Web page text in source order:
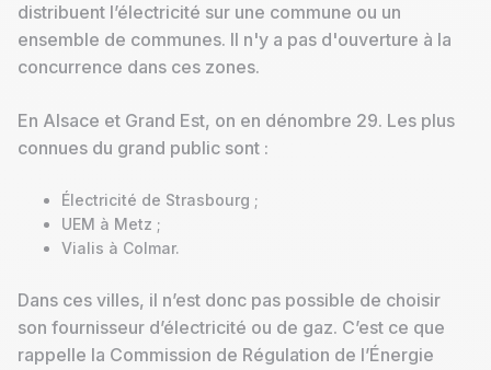
distribuent l’électricité sur une commune ou un
ensemble de communes. Il n'y a pas d'ouverture à la
concurrence dans ces zones.
En Alsace et Grand Est, on en dénombre 29. Les plus
connues du grand public sont :
Électricité de Strasbourg ;
UEM à Metz ;
Vialis à Colmar.
Dans ces villes, il n’est donc pas possible de choisir
son fournisseur d’électricité ou de gaz. C’est ce que
rappelle la Commission de Régulation de l’Énergie